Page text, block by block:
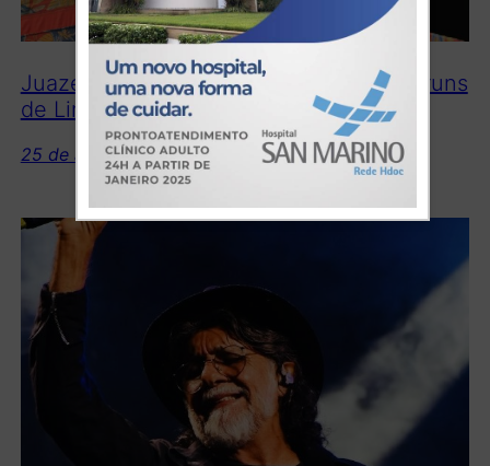
Juazeiro do Norte segue realizando Fóruns
de Linguagens Artísticas locais
25 de agosto de 2025